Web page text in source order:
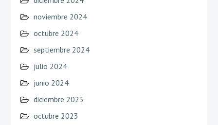
noviembre 2024
octubre 2024
septiembre 2024
julio 2024
junio 2024
diciembre 2023
octubre 2023